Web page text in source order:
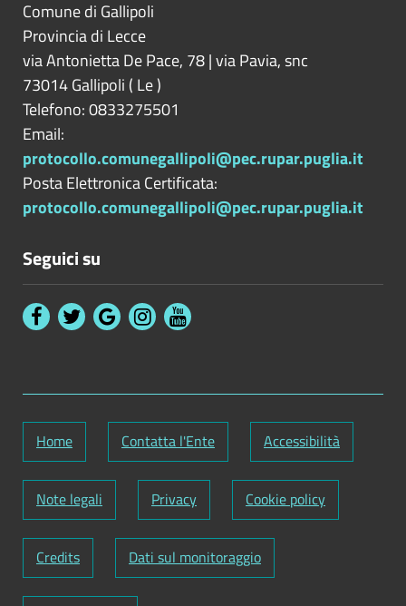
Comune di Gallipoli
Provincia di Lecce
via Antonietta De Pace, 78 | via Pavia, snc
73014Gallipoli ( Le)
Telefono: 0833275501
Email:
protocollo.comunegallipoli@pec.rupar.puglia.it
Posta Elettronica Certificata:
protocollo.comunegallipoli@pec.rupar.puglia.it
Seguici su
Home Contatta l'Ente Accessibilità
Note legali Privacy Cookie policy
Credits Dati sul monitoraggio